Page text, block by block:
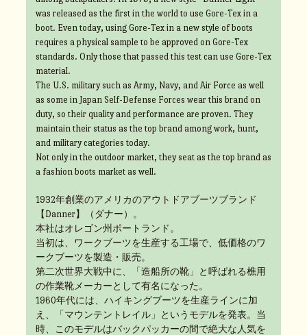
was released as the first in the world to use Gore-Tex in a
boot. Even today, using Gore-Tex in a new style of boots
requires a physical sample to be approved on Gore-Tex
standards. Only those that passed this test can use Gore-Tex
material.
The U.S. military such as Army, Navy, and Air Force as well
as some in Japan Self-Defense Forces wear this brand on
duty, so their quality and performance are proven. They
maintain their status as the top brand among work, hunt,
and military categories today.
Not only in the outdoor market, they seat as the top brand as
a fashion boots market as well.
1932年創業のアメリカのアウトドアブーツブランド
【Danner】（ダナー）。
本社はオレゴン州ポートランド。
当初は、ワークブーツを生産する工場で、低価格のワ
ークブーツを製造・販売。
第二次世界大戦中に、「造船所の靴」と呼ばれる樵用
の作業靴メーカーとして有名になった。
1960年代には、ハイキングブーツを生産ラインに加
え、「マウンテントレイル」というモデルを発表。当
時、このモデルはバックパッカーの間で絶大な人気を